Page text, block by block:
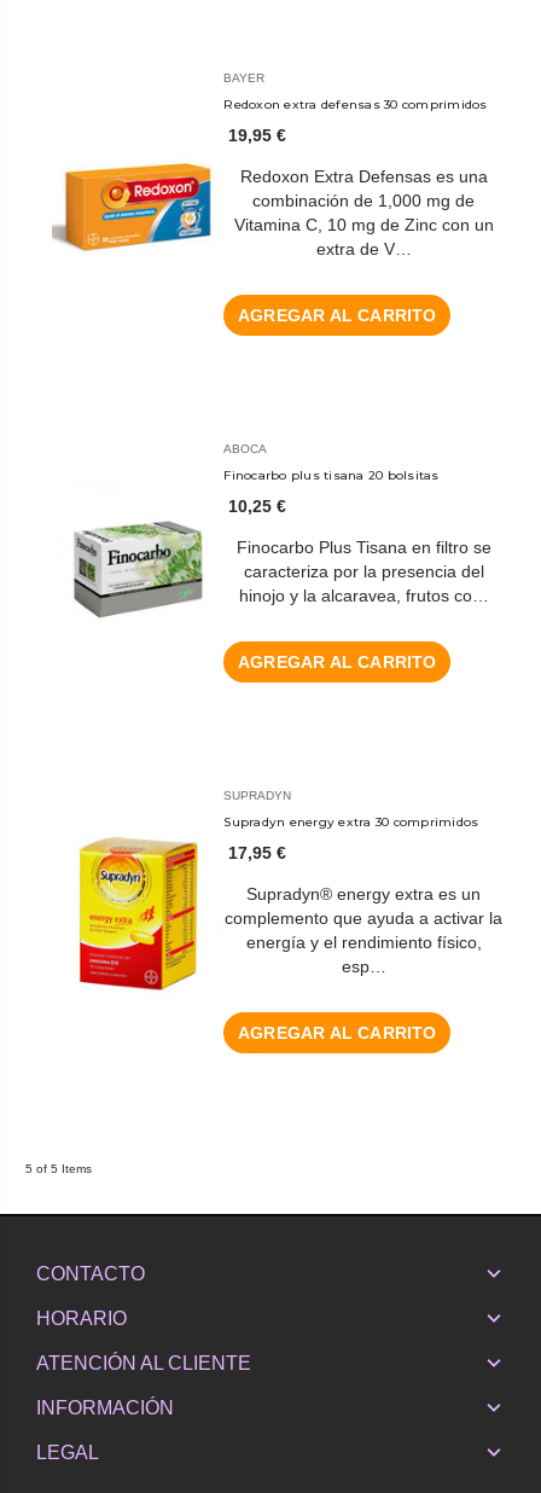
BAYER
Redoxon extra defensas 30 comprimidos
19,95 €
Redoxon Extra Defensas es una
combinación de 1,000 mg de
Vitamina C, 10 mg de Zinc con un
extra de V…
AGREGAR AL CARRITO
ABOCA
Finocarbo plus tisana 20 bolsitas
10,25 €
Finocarbo Plus Tisana en filtro se
caracteriza por la presencia del
hinojo y la alcaravea, frutos co…
AGREGAR AL CARRITO
SUPRADYN
Supradyn energy extra 30 comprimidos
17,95 €
Supradyn® energy extra es un
complemento que ayuda a activar la
energía y el rendimiento físico,
esp…
AGREGAR AL CARRITO
5 of 5 Items
CONTACTO
HORARIO
ATENCIÓN AL CLIENTE
INFORMACIÓN
LEGAL